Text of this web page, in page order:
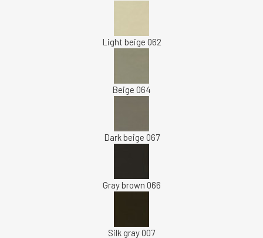
Light beige 062
Beige 064
Dark beige 067
Gray brown 066
Silk gray 007